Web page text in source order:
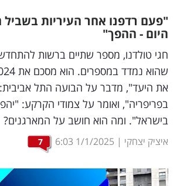
דיגיטל
וטק
שיווק
ופרסום
משפט
מדדים
ומחקרים
"פעם רדפנו אחר העיריות בשביל
היום - ההפך"
חגי טולדנו, מספר שתיים ברשות
את היעד", מדבר על הבועה התל אביבית:
בפריפריה", ואומר על צמודי הקרקע:
בישראל". ומה הוא חושב על המארגנים?
איציק יצחקי |
1/1/2025
6:03
7